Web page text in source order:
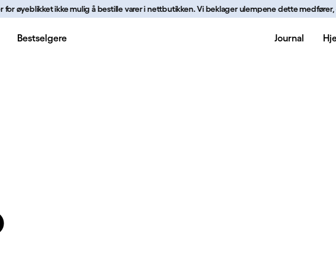
ikke mulig å bestille varer i nettbutikken. Vi beklager ulempene dette medfører, og
Bestselgere Journal